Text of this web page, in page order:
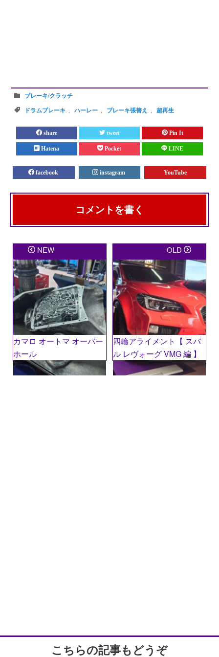
ブレーキ/クラッチ
ドラムブレーキ , ハーレー , ブレーキ張替え , 超再生
share tweet Pin It
Hatena Pocket LINE
facebook instagram YouTube
コメントを書く
メールアドレスが公開されることはありません。 ※が
付いている欄は必須項目です
コメント※
名前※
NEW
カマロ オートマ オーバー
ホール
OLD
四輪アライメント【 スバ
ル レヴォーグ VMG 編 】
こちらの記事もどうぞ